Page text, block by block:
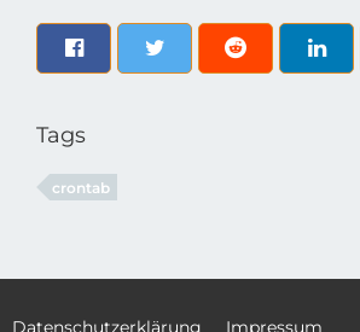
Tags
crontab
Datenschutzerklärung Impressum